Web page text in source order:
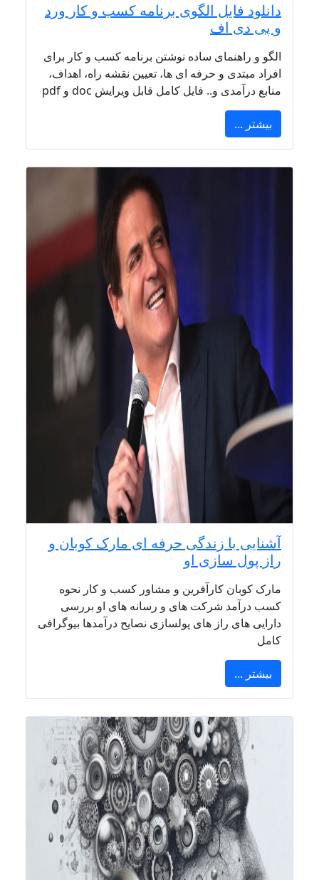
دانلود فایل الگوی برنامه کسب و کار ورد
و پی دی اف
الگو و راهنمای ساده نوشتن برنامه کسب و کار برای
افراد مبتدی و حرفه ای ها، تعیین نقشه راه، اهداف،
منابع درآمدی و.. فایل کامل قابل ویرایش doc و pdf
بیشتر ...
آشنایی با زندگی حرفه ای مارک کوبان و
راز پول سازی او
مارک کوبان کارآفرین و مشاور کسب و کار نحوه
کسب درآمد شرکت های و رسانه های او بررسی
دارایی های راز های پولسازی نصایح درآمدها بیوگرافی
کامل
بیشتر ...